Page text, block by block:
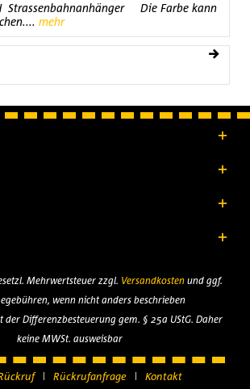
Strassenbahnanhänger Die Farbe kann
mehr
Mehrwertsteuer zzgl. Versandkostenund ggf.
wenn nicht anders beschrieben
Differenzbesteuerung gem. § 25a UStG. Daher
keine MWSt. ausweisbar
Rückrufanfrage Kontakt